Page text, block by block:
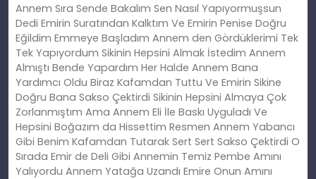
Annem Sıra Sende Bakalım Sen Nasıl Yapıyormuşsun
Dedi Emirin Suratından Kalktım Ve Emirin Penise Doğru
Eğildim Emmeye Başladım Annem den Gördüklerimi Tek
Tek Yapıyordum Sikinin Hepsini Almak İstedim Annem
Almıştı Bende Yapardım Her Halde Annem Bana
Yardımcı Oldu Biraz Kafamdan Tuttu Ve Emirin Sikine
Doğru Bana Sakso Çektirdi Sikinin Hepsini Almaya Çok
Zorlanmıştım Ama Annem Eli İle Baskı Uyguladı Ve
Hepsini Boğazım da Hissettim Resmen Annem Yabancı
Gibi Benim Kafamdan Tutarak Sert Sert Sakso Çektirdi O
Sırada Emir de Deli Gibi Annemin Temiz Pembe Amını
Yalıyordu Annem Yatağa Uzandı Emire Onun Amını